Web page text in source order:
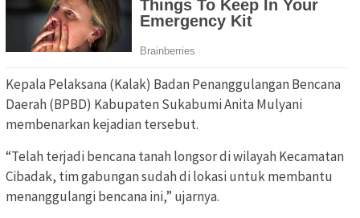
Kepala Pelaksana (Kalak) Badan Penanggulangan Bencana
Daerah (BPBD) Kabupaten Sukabumi Anita Mulyani
membenarkan kejadian tersebut.
“Telah terjadi bencana tanah longsor di wilayah Kecamatan
Cibadak, tim gabungan sudah di lokasi untuk membantu
menanggulangi bencana ini,” ujarnya.